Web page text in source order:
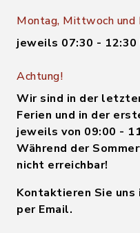
Montag, Mittwoch und
jeweils 07:30 - 12:30
Achtung!
Wir sind in der
Ferien und in der
jeweils von 09:00 -
Während der
nicht erreichbar!
Kontaktieren Sie
per Email.